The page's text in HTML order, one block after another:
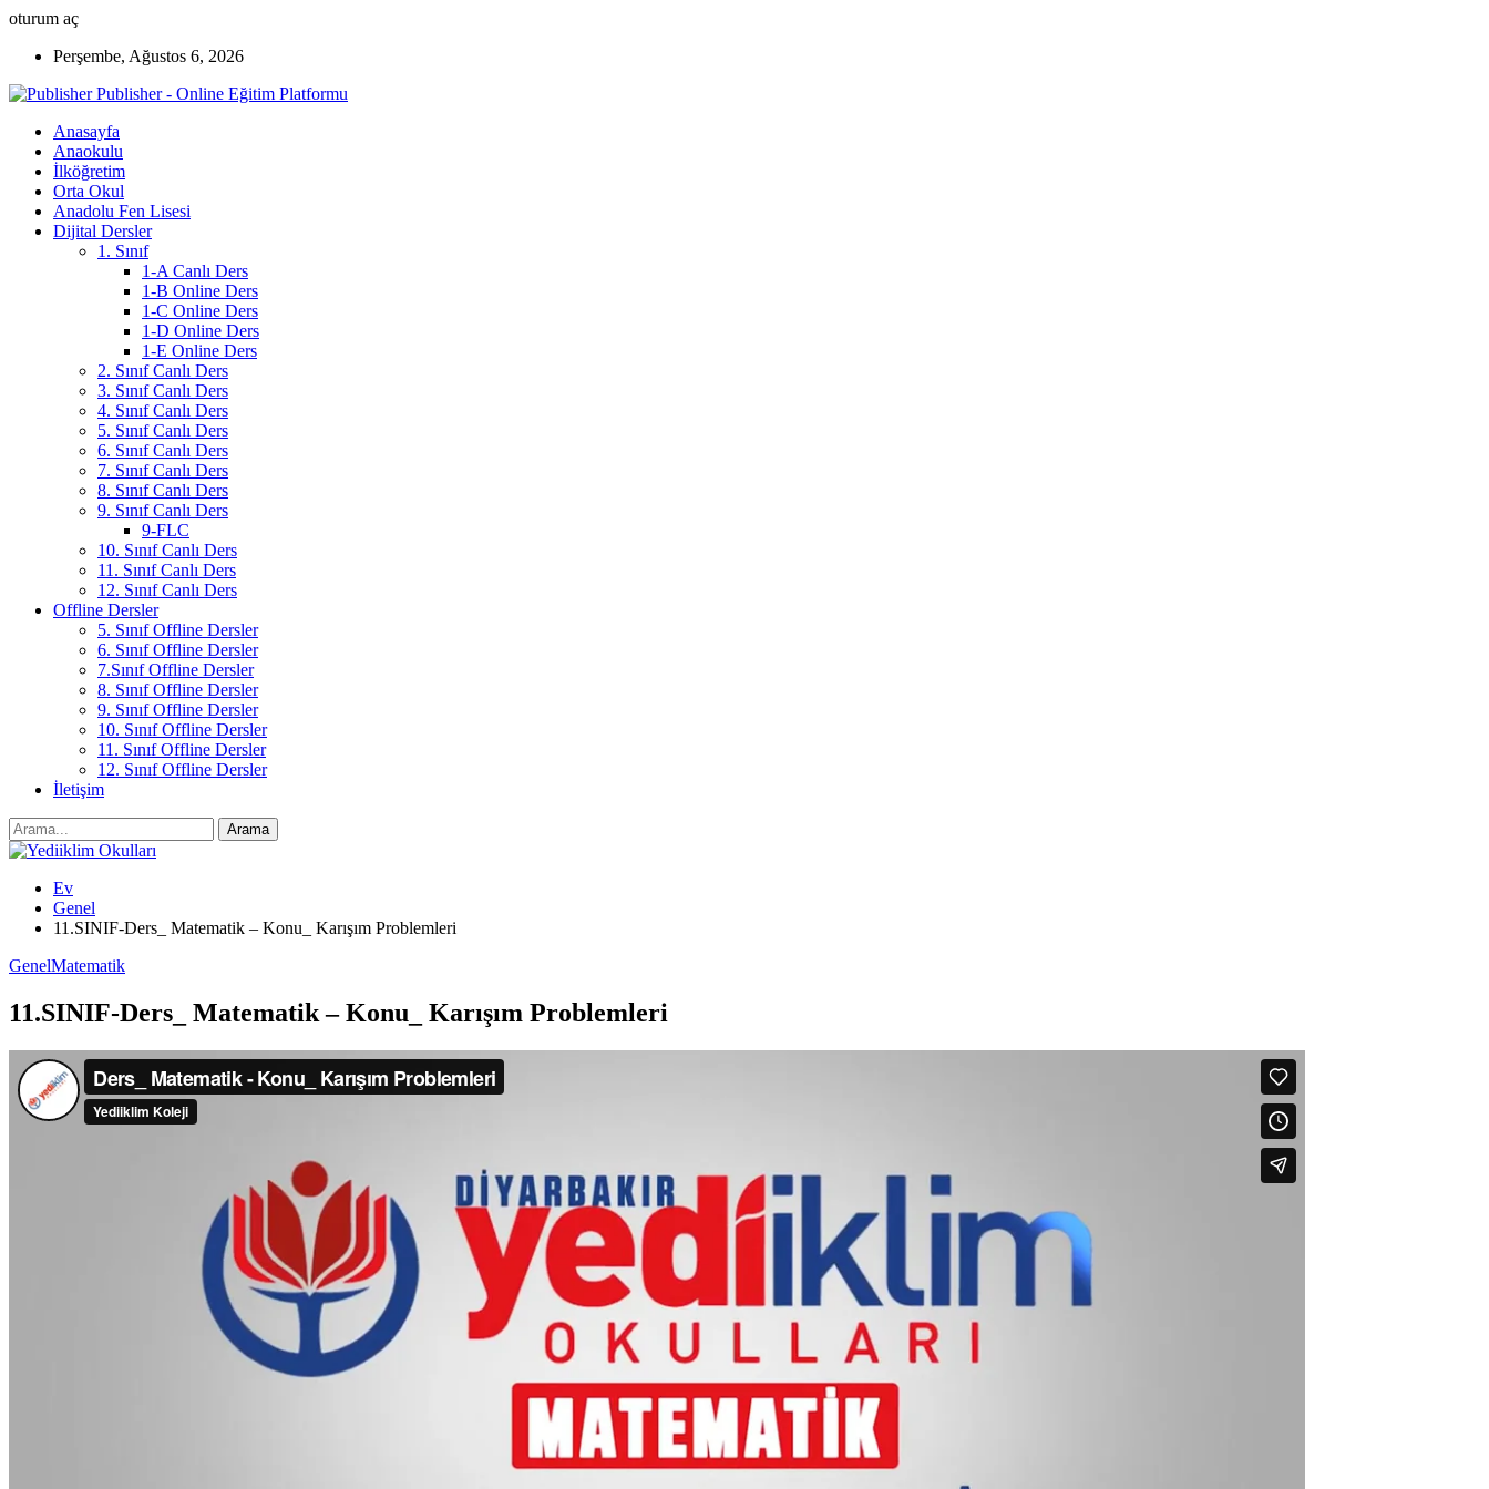
oturum aç
Perşembe, Ağustos 6, 2026
Publisher - Online Eğitim Platformu
Anasayfa
Anaokulu
İlköğretim
Orta Okul
Anadolu Fen Lisesi
Dijital Dersler
1. Sınıf
1-A Canlı Ders
1-B Online Ders
1-C Online Ders
1-D Online Ders
1-E Online Ders
2. Sınıf Canlı Ders
3. Sınıf Canlı Ders
4. Sınıf Canlı Ders
5. Sınıf Canlı Ders
6. Sınıf Canlı Ders
7. Sınıf Canlı Ders
8. Sınıf Canlı Ders
9. Sınıf Canlı Ders
9-FLC
10. Sınıf Canlı Ders
11. Sınıf Canlı Ders
12. Sınıf Canlı Ders
Offline Dersler
5. Sınıf Offline Dersler
6. Sınıf Offline Dersler
7.Sınıf Offline Dersler
8. Sınıf Offline Dersler
9. Sınıf Offline Dersler
10. Sınıf Offline Dersler
11. Sınıf Offline Dersler
12. Sınıf Offline Dersler
İletişim
Ev
Genel
11.SINIF-Ders_ Matematik – Konu_ Karışım Problemleri
GenelMatematik
11.SINIF-Ders_ Matematik – Konu_ Karışım Problemleri